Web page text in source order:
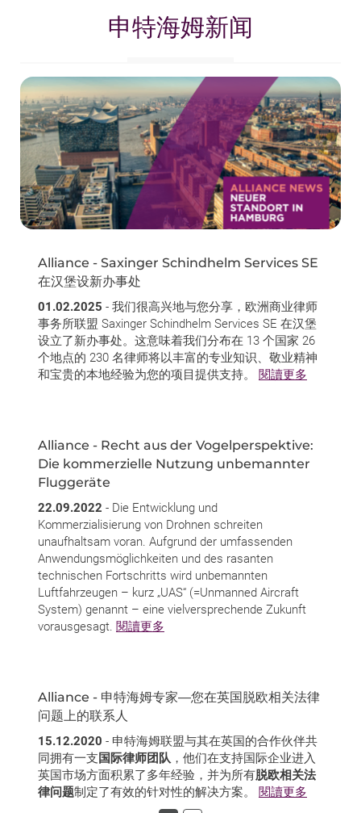
申特海姆新闻
Alliance - Saxinger Schindhelm Services SE
在汉堡设新办事处
01.02.2025 - 我们很高兴地与您分享，欧洲商业律师
事务所联盟 Saxinger Schindhelm Services SE 在汉堡
设立了新办事处。这意味着我们分布在 13 个国家 26
个地点的 230 名律师将以丰富的专业知识、敬业精神
和宝贵的本地经验为您的项目提供支持。 閱讀更多
Alliance - Recht aus der Vogelperspektive:
Die kommerzielle Nutzung unbemannter
Fluggeräte
22.09.2022 - Die Entwicklung und
Kommerzialisierung von Drohnen schreiten
unaufhaltsam voran. Aufgrund der umfassenden
Anwendungsmöglichkeiten und des rasanten
technischen Fortschritts wird unbemannten
Luftfahrzeugen – kurz „UAS“ (=Unmanned Aircraft
System) genannt – eine vielversprechende Zukunft
vorausgesagt. 閱讀更多
Alliance - 申特海姆专家—您在英国脱欧相关法律
问题上的联系人
15.12.2020 - 申特海姆联盟与其在英国的合作伙伴共
同拥有一支国际律师团队 ，他们在支持国际企业进入
英国市场方面积累了多年经验，并为所有脱欧相关法
律问题制定了有效的针对性的解决方案。 閱讀更多